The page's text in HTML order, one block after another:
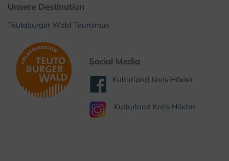
Unsere Destination
Teutoburger Wald Tourismus
Social Media
Kulturland Kreis Höxter
Kulturland Kreis Höxter